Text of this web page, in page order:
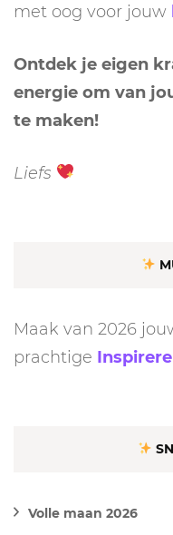
met oog voor jouw
Ontdek je eigen
energie om van
te maken!
Liefs
Maak van 2026
prachtige
Volle maan 2026